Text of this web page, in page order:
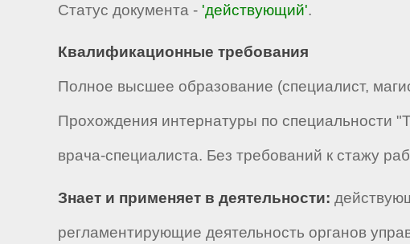
Статус документа - 'действующий'.
Квалификационные требования
Полное высшее образование (специалист,
Прохождения интернатуры по специальности
врача-специалиста. Без требований к стажу
Знает и применяет в деятельности:
регламентирующие деятельность органов